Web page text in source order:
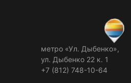
метро «Ул. Дыбенко»,
ул. Дыбенко 22 к. 1
+7 (812) 748-10-64